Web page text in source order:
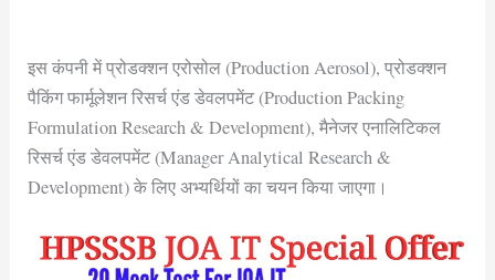
इस कंपनी में प्रोडक्शन एरोसोल (Production Aerosol), प्रोडक्शन
पैकिंग फार्मूलेशन रिसर्च एंड डेवलपमेंट (Production Packing
Formulation Research & Development), मैनेजर एनालिटिकल
रिसर्च एंड डेवलपमेंट (Manager Analytical Research &
Development) के लिए अभ्यर्थियों का चयन किया जाएगा।